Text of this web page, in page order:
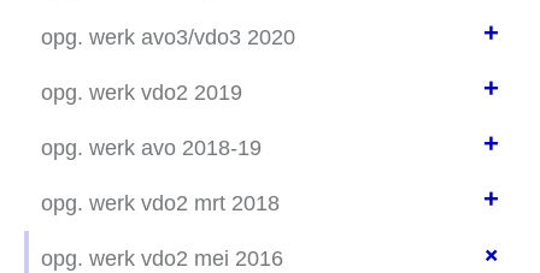
+
opg. werk avo3/vdo3 2020
documentation project
how to start a project
+
opg. werk vdo2 2019
opgelegd werk lnx2 3/2019
scripting opgelegd werk
+
opg. werk avo 2018-19
persoonlijk werk winter 2018-19
DNS names
+
opg. werk vdo2 mrt 2018
oef nwbh2 mrt 2018 +
opg. werk vdo2 mei 2016